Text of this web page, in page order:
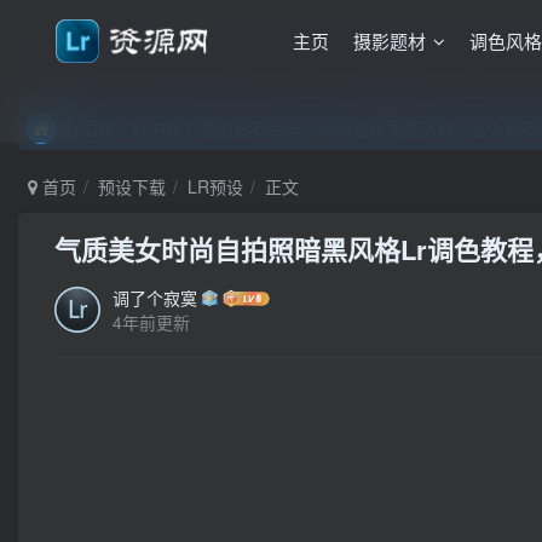
主页 摄影题材 调色风格
好消息，好消息！赞助钻石会员，全站预设免费下载，永久
首页 预设下载 LR预设 正文
气质美女时尚自拍照暗黑风格Lr调色教
调了个寂寞
4年前更新